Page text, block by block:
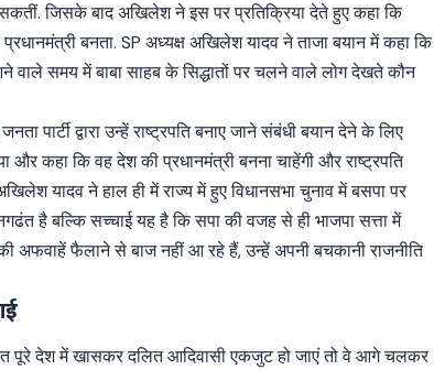
जिसके बाद अखिलेश ने इस पर प्रतिक्रिया देते हुए कहा कि
बनता. SP अध्यक्ष अखिलेश यादव ने ताजा बयान में कहा कि
वाले समय में बाबा साहब के सिद्धातों पर चलने वाले लोग देखते कौन
पार्टी द्वारा उन्हें राष्ट्रपति बनाए जाने संबंधी बयान देने के लिए
और कहा कि वह देश की प्रधानमंत्री बनना चाहेंगी और राष्ट्रपति
यादव ने हाल ही में राज्य में हुए विधानसभा चुनाव में बसपा पर
है बल्कि सच्चाई यह है कि सपा की वजह से ही भाजपा सत्ता में
अफवाहें फैलाने से बाज नहीं आ रहे हैं, उन्हें अपनी बचकानी राजनीति
पूरे देश में खासकर दलित आदिवासी एकजुट हो जाएं तो वे आगे चलकर